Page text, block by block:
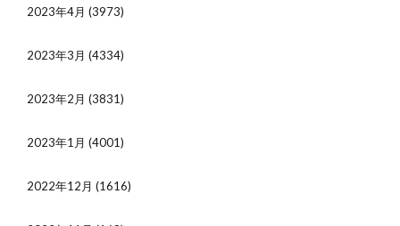
2023年4月 (3973)
2023年3月 (4334)
2023年2月 (3831)
2023年1月 (4001)
2022年12月 (1616)